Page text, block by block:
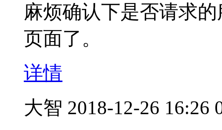
麻烦确认下是否请求
页面了。
详情
大智 2018-12-26 16:26